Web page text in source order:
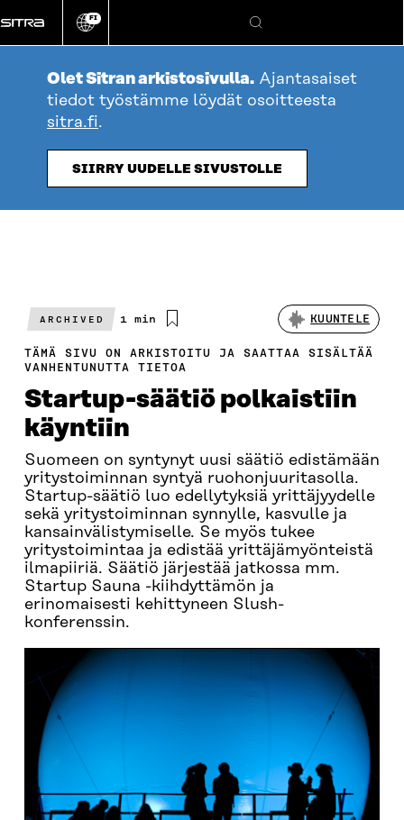
suoraan
sisältöön
Vaihda
kieli
FI
Hae
Olet Sitran arkistosivulla. Ajantasaiset
tiedot työstämme löydät osoitteesta
sitra.fi.
SIIRRY UUDELLE SIVUSTOLLE
ARCHIVED
Arvioitu
1 min KUUNTELE
TÄMÄ SIVU ON ARKISTOITU JA SAATTAA SISÄLTÄÄ
VANHENTUNUTTA TIETOA
Startup-säätiö polkaistiin
käyntiin
Suomeen on syntynyt uusi säätiö edistämään
yritystoiminnan syntyä ruohonjuuritasolla.
Startup-säätiö luo edellytyksiä yrittäjyydelle
sekä yritystoiminnan synnylle, kasvulle ja
kansainvälistymiselle. Se myös tukee
yritystoimintaa ja edistää yrittäjämyönteistä
ilmapiiriä. Säätiö järjestää jatkossa mm.
Startup Sauna -kiihdyttämön ja
erinomaisesti kehittyneen Slush-
konferenssin.